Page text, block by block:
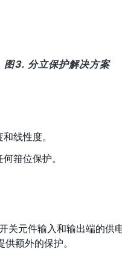
图3. 分立保护解决方案
线性度。
箝位保护。
元件输入和输出端的
额外的保护。